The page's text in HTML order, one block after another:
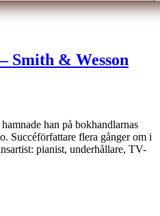
Smith & Wesson
han på bokhandlarnas
Succéförfattare flera gånger om i
pianist, underhållare, TV-